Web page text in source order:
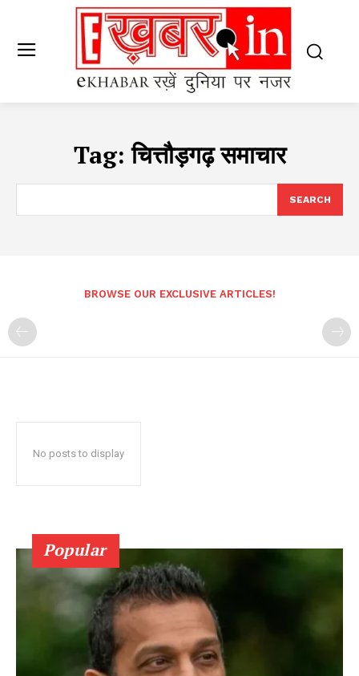
Tag:चित्तौड़गढ़ समाचार
SEARCH
BROWSE OUR EXCLUSIVE ARTICLES!
No posts to display
Popular